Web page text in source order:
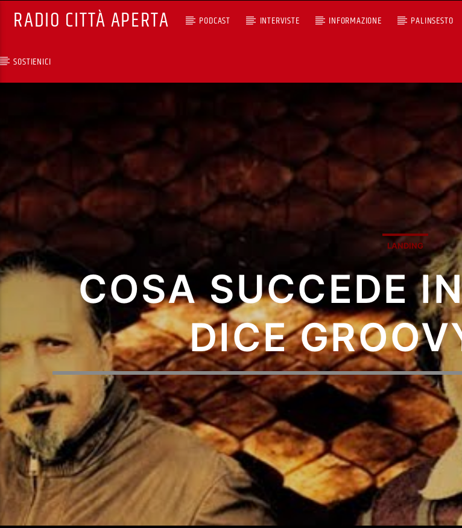
RADIO CITTÀ APERTA PODCAST INTERVISTE INFORMAZIONE PALINSESTO
SOSTIENICI
RCA - Radio città aperta
Ascoltaci dal
Sostieni Radio Città
LANDING
COSA SUCCEDE
DICE